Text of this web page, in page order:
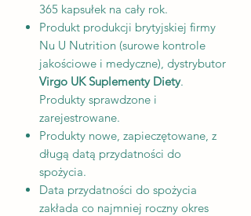
365 kapsułek na cały rok.
Produkt produkcji brytyjskiej firmy
Nu U Nutrition (surowe kontrole
jakościowe i medyczne), dystrybutor
Virgo UK Suplementy Diety.
Produkty sprawdzone i
zarejestrowane.
Produkty nowe, zapieczętowane, z
długą datą przydatności do
spożycia.
Data przydatności do spożycia
zakłada co najmniej roczny okres